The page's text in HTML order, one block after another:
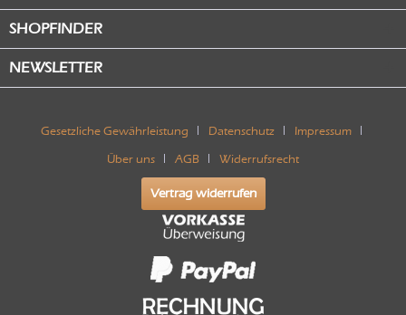
SHOPFINDER
NEWSLETTER
Gesetzliche Gewährleistung Datenschutz Impressum
Über uns AGB Widerrufsrecht
Vertrag widerrufen